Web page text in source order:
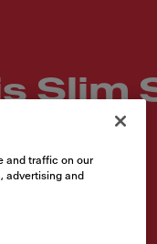
Slim
and traffic on our
advertising and